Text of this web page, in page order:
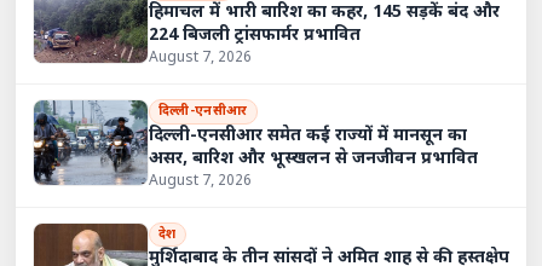
हिमाचल में भारी बारिश का कहर, 145 सड़कें बंद और
224 बिजली ट्रांसफार्मर प्रभावित
August 7, 2026
दिल्ली-एनसीआर
दिल्ली-एनसीआर समेत कई राज्यों में मानसून का
असर, बारिश और भूस्खलन से जनजीवन प्रभावित
August 7, 2026
देश
मुर्शिदाबाद के तीन सांसदों ने अमित शाह से की हस्तक्षेप